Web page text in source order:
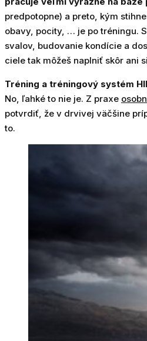
predpotopne) a preto, kým
obavy, pocity, … je po tréningu.
svalov, budovanie kondície a
ciele tak môžeš naplniť skôr ani
Tréning a tréningový systém
No, ľahké to nie je. Z praxe
potvrdiť, že v drvivej väčšine
to.